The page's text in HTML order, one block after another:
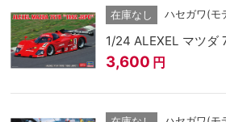
在庫なし ハセガワ(モ
1/24 ALEXEL マツダ
3,600 円